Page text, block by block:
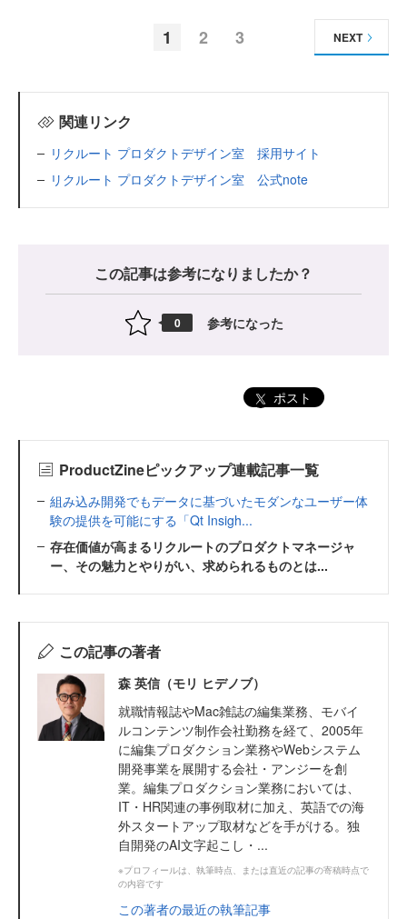
1 2 3 NEXT
関連リンク
リクルート プロダクトデザイン室 採用サイト
リクルート プロダクトデザイン室 公式note
この記事は参考になりましたか？
0 参考になった
ポスト
ProductZineピックアップ連載記事一覧
組み込み開発でもデータに基づいたモダンなユーザー体
験の提供を可能にする「Qt Insigh...
存在価値が高まるリクルートのプロダクトマネージャ
ー、その魅力とやりがい、求められるものとは...
この記事の著者
森 英信（モリ ヒデノブ）
就職情報誌やMac雑誌の編集業務、モバイ
ルコンテンツ制作会社勤務を経て、2005年
に編集プロダクション業務やWebシステム
開発事業を展開する会社・アンジーを創
業。編集プロダクション業務においては、
IT・HR関連の事例取材に加え、英語での海
外スタートアップ取材などを手がける。独
自開発のAI文字起こし・...
※プロフィールは、執筆時点、または直近の記事の寄稿時点で
の内容です
この著者の最近の執筆記事